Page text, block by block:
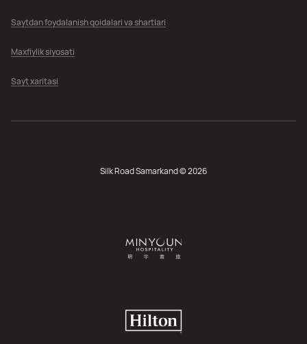
Saytdan foydalanish qoidalari va shartlari
Maxfiylik siyosati
Sayt xaritasi
Silk Road Samarkand © 2026